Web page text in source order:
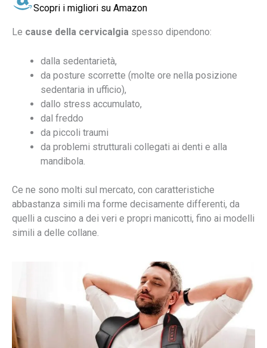
Scopri i migliori su Amazon
Le cause della cervicalgia spesso dipendono:
dalla sedentarietà,
da posture scorrette (molte ore nella posizione
sedentaria in ufficio),
dallo stress accumulato,
dal freddo
da piccoli traumi
da problemi strutturali collegati ai denti e alla
mandibola.
Ce ne sono molti sul mercato, con caratteristiche
abbastanza simili ma forme decisamente differenti, da
quelli a cuscino a dei veri e propri manicotti, fino ai modelli
simili a delle collane.